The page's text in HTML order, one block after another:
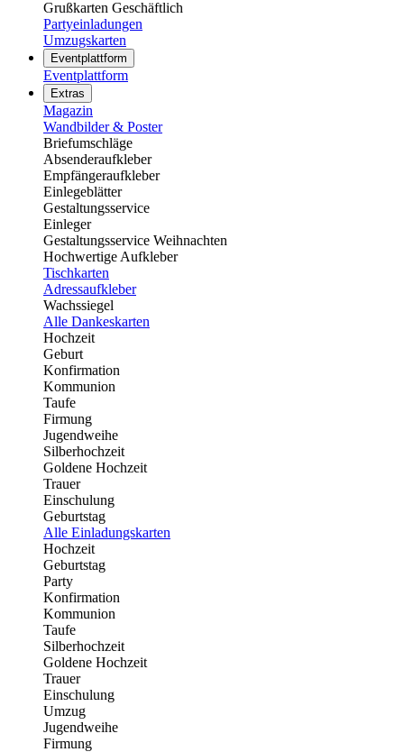
Grußkarten Geschäftlich
Partyeinladungen
Umzugskarten
Eventplattform
Eventplattform
Extras
Magazin
Wandbilder & Poster
Briefumschläge
Absenderaufkleber
Empfängeraufkleber
Einlegeblätter
Gestaltungsservice
Einleger
Gestaltungsservice Weihnachten
Hochwertige Aufkleber
Tischkarten
Adressaufkleber
Wachssiegel
Alle Dankeskarten
Hochzeit
Geburt
Konfirmation
Kommunion
Taufe
Firmung
Jugendweihe
Silberhochzeit
Goldene Hochzeit
Trauer
Einschulung
Geburtstag
Alle Einladungskarten
Hochzeit
Geburtstag
Party
Konfirmation
Kommunion
Taufe
Silberhochzeit
Goldene Hochzeit
Trauer
Einschulung
Umzug
Jugendweihe
Firmung